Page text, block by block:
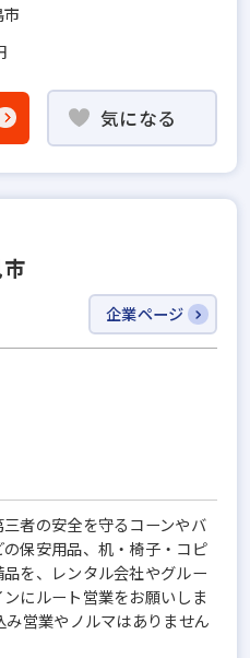
気になる
企業ページ
者の安全を守るコーンやバ
の保安用品、机・椅子・コピ
を、レンタル会社やグルー
にルート営業をお願いしま
み営業やノルマはありません